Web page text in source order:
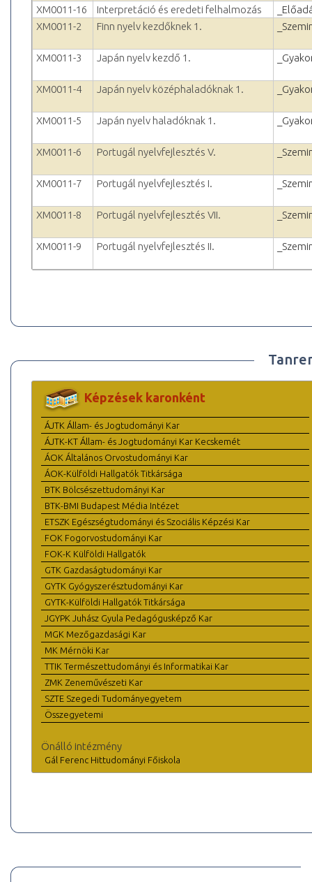
XM0011-16 Interpretáció és eredeti felhalmozás
XM0011-2
Finn nyelv kezdőknek 1.
XM0011-3 Japán nyelv kezdő 1.
XM0011-4 Japán nyelv középhaladóknak 1.
XM0011-5 Japán nyelv haladóknak 1.
XM0011-6 Portugál nyelvfejlesztés V.
XM0011-7 Portugál nyelvfejlesztés I.
XM0011-8 Portugál nyelvfejlesztés VII.
XM0011-9 Portugál nyelvfejlesztés II.
Képzések karonként
ÁJTK Állam- és Jogtudományi Kar
ÁJTK-KT Állam- és Jogtudományi Kar Kecskemét
ÁOK Általános Orvostudományi Kar
ÁOK-Külföldi Hallgatók Titkársága
BTK Bölcsészettudományi Kar
BTK-BMI Budapest Média Intézet
ETSZK Egészségtudományi és Szociális Képzési Kar
FOK Fogorvostudományi Kar
FOK-K Külföldi Hallgatók
GTK Gazdaságtudományi Kar
GYTK Gyógyszerésztudományi Kar
GYTK-Külföldi Hallgatók Titkársága
JGYPK Juhász Gyula Pedagógusképző Kar
MGK Mezőgazdasági Kar
MK Mérnöki Kar
TTIK Természettudományi és Informatikai Kar
ZMK Zeneművészeti Kar
SZTE Szegedi Tudományegyetem
Összegyetemi
Önálló intézmény
Gál Ferenc Hittudományi Főiskola